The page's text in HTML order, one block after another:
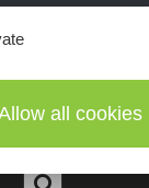
vous
all cookies